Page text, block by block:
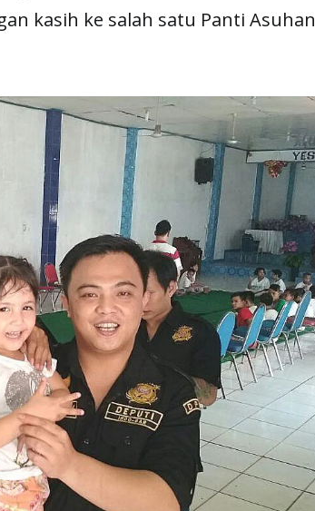
kasih ke salah satu Panti Asuhan